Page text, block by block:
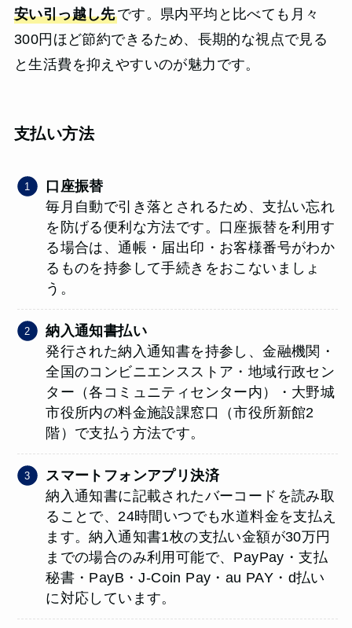
安い引っ越し先です。県内平均と比べても月々
300円ほど節約できるため、長期的な視点で見る
と生活費を抑えやすいのが魅力です。
支払い方法
口座振替
毎月自動で引き落とされるため、支払い忘れ
を防げる便利な方法です。口座振替を利用す
る場合は、通帳・届出印・お客様番号がわか
るものを持参して手続きをおこないましょ
う。
納入通知書払い
発行された納入通知書を持参し、金融機関・
全国のコンビニエンスストア・地域行政セン
ター（各コミュニティセンター内）・大野城
市役所内の料金施設課窓口（市役所新館2
階）で支払う方法です。
スマートフォンアプリ決済
納入通知書に記載されたバーコードを読み取
ることで、24時間いつでも水道料金を支払え
ます。納入通知書1枚の支払い金額が30万円
までの場合のみ利用可能で、PayPay・支払
秘書・PayB・J-Coin Pay・au PAY・d払い
に対応しています。